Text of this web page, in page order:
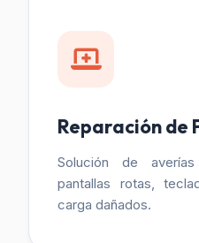
Reparación de
Solución de
pantallas rotas,
carga dañados.